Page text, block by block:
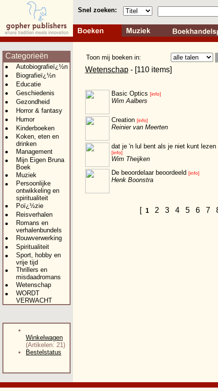
Snel zoeken:
Categorieën
Autobiografieï¿½n
Biografieï¿½n
Educatie
Geschiedenis
Gezondheid
Horror & fantasy
Humor
Kinderboeken
Koken, eten en
drinken
Management
Mijn Eigen Bruna
Boek
Muziek
Persoonlijke
ontwikkeling en
spiritualiteit
Poï¿½zie
Reisverhalen
Romans en
verhalenbundels
Rouwverwerking
Spiritualiteit
Sport, hobby en
vrije tijd
Thrillers en
misdaadromans
Wetenschap
WORDT
VERWACHT
Winkelwagen
(Artikelen: 21)
Bestelstatus
Toon mij boeken in:
Wetenschap- [110 items]
Basic Optics [info]
Wim Aalbers
Creation [info]
Reinier van Meerten
dat je 'n lul bent als je niet kunt lezen
[info]
Wim Theijken
De beoordelaar beoordeeld [info]
Henk Boonstra
[ 1 2 3 4 5 6 7